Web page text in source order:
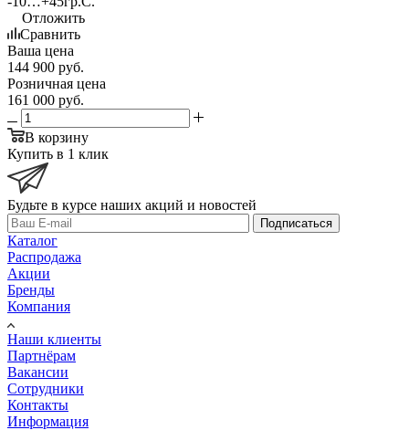
Отложить
Сравнить
Ваша цена
144 900 руб.
Розничная цена
161 000 руб.
В корзину
Купить в 1 клик
Будьте в курсе наших акций и новостей
Подписаться
Каталог
Распродажа
Акции
Бренды
Компания
Наши клиенты
Партнёрам
Вакансии
Сотрудники
Контакты
Информация